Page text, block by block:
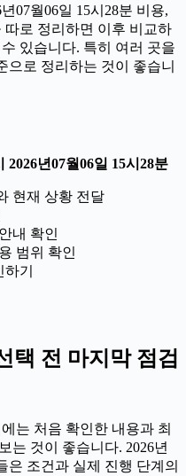
07월06일 15시28분 비용,
따로 정리하면 이후 비교하
있습니다. 특히 여러 곳을
으로 정리하는 것이 좋습니
년07월06일 15시28분
현재 상황 전달
내 확인
범위 확인
기
택 전 마지막 점검
는 처음 확인한 내용과 최
는 것이 좋습니다. 2026년
은 조건과 실제 진행 단계의